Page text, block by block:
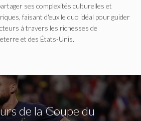
ses complexités culturelles et
faisant d'eux le duo idéal pour guider
à travers les richesses de
et des États-Unis.
de la Coupe du